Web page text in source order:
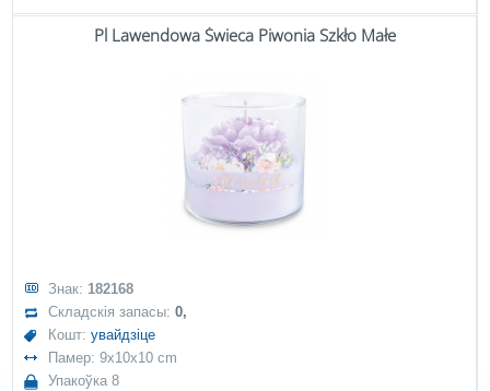
Pl Lawendowa Świeca Piwonia Szkło Małe
Знак: 182168
Складскія запасы:0,
Кошт:увайдзіце
Памер: 9x10x10 cm
Упакоўка 8